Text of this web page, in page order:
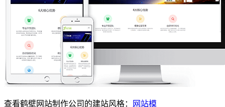
查看鹤壁网站制作公司的建站风格：
网站模